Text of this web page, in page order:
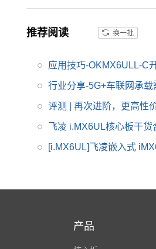
机，性价比高。
推荐阅读 换一批
应用技巧-OKMX6ULL-C
行业分享-5G+车联网承载
评测 | 再次进阶，更高性
飞凌 i.MX6UL核心板干货
[i.MX6UL]飞凌嵌入式
产品